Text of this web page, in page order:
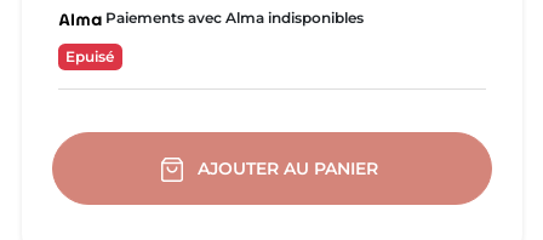
Paiements avec Alma indisponibles
Epuisé
AJOUTER AU PANIER